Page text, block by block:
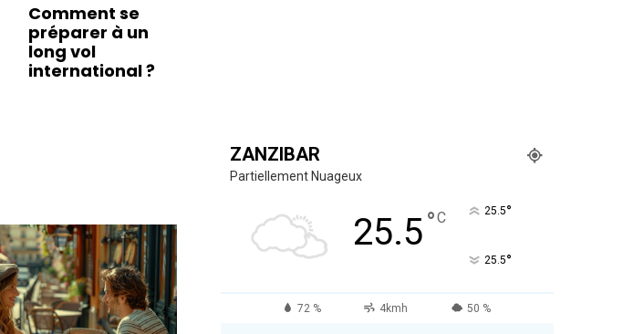
Comment se
préparer à un
long vol
international ?
ZANZIBAR
Partiellement Nuageux
25.5°C 25.5°
25.5°
72 % 4kmh 50 %